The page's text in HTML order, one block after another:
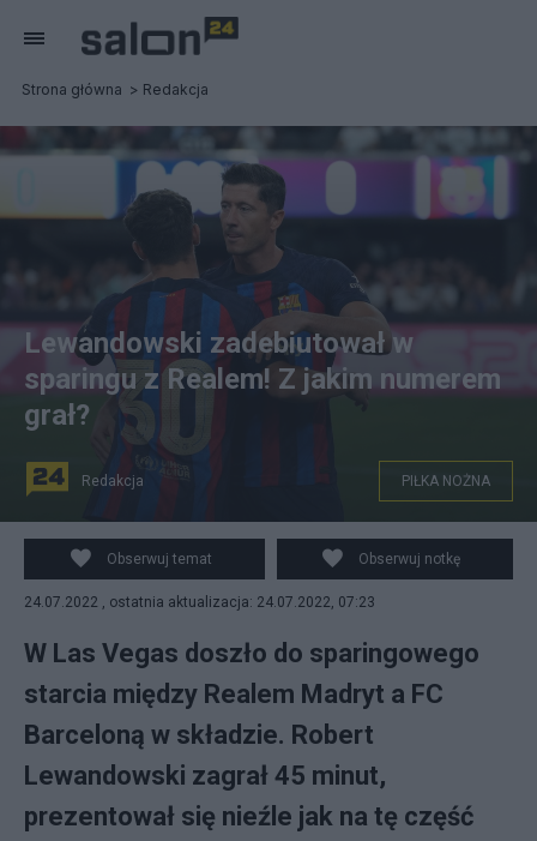
Strona główna Redakcja
Robert Lewandowski zagrał pierwszą połowę "klasyku"
z Realem Madryt w Las Vegas. Fot. PAP/EPA
Lewandowski zadebiutował w
sparingu z Realem! Z jakim numerem
grał?
Redakcja PIŁKA NOŻNA
Obserwuj temat Obserwuj notkę
24.07.2022 , ostatnia aktualizacja: 24.07.2022, 07:23
W Las Vegas doszło do sparingowego
starcia między Realem Madryt a FC
Barceloną w składzie. Robert
Lewandowski zagrał 45 minut,
prezentował się nieźle jak na tę część